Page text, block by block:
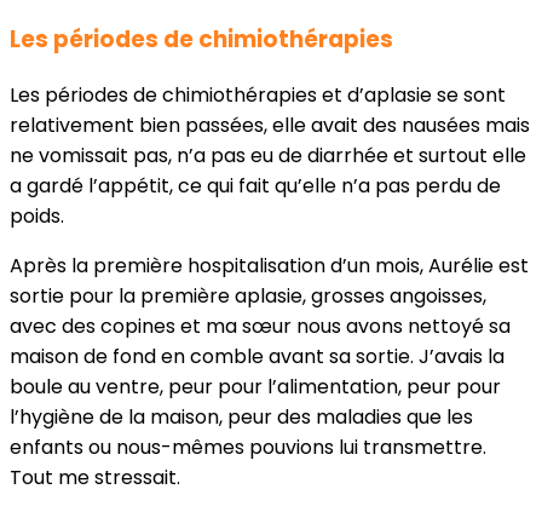
Les périodes de chimiothérapies
Les périodes de chimiothérapies et d’aplasie se sont
relativement bien passées, elle avait des nausées mais
ne vomissait pas, n’a pas eu de diarrhée et surtout elle
a gardé l’appétit, ce qui fait qu’elle n’a pas perdu de
poids.
Après la première hospitalisation d’un mois, Aurélie est
sortie pour la première aplasie, grosses angoisses,
avec des copines et ma sœur nous avons nettoyé sa
maison de fond en comble avant sa sortie. J’avais la
boule au ventre, peur pour l’alimentation, peur pour
l’hygiène de la maison, peur des maladies que les
enfants ou nous-mêmes pouvions lui transmettre.
Tout me stressait.